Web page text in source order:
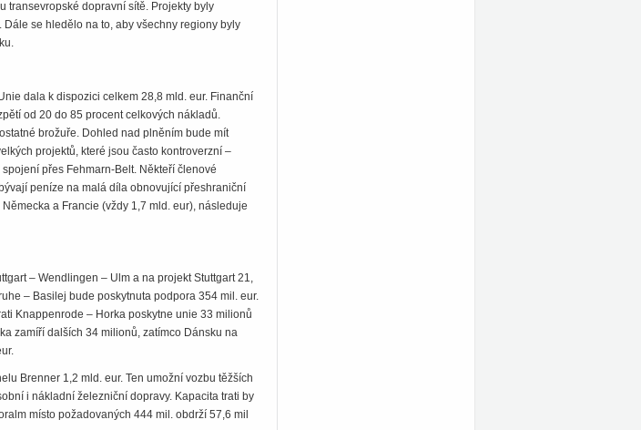
transevropské dopravní sítě. Projekty byly
se hledělo na to, aby všechny regiony byly
dala k dispozici celkem 28,8 mld. eur. Finanční
od 20 do 85 procent celkových nákladů.
brožuře. Dohled nad plněním bude mít
projektů, které jsou často kontroverzní –
přes Fehmarn-Belt. Někteří členové
peníze na malá díla obnovující přeshraniční
a Francie (vždy 1,7 mld. eur), následuje
– Wendlingen – Ulm a na projekt Stuttgart 21,
– Basilej bude poskytnuta podpora 354 mil. eur.
Knappenrode – Horka poskytne unie 33 milionů
zamíří dalších 34 milionů, zatímco Dánsku na
Brenner 1,2 mld. eur. Ten umožní vozbu těžších
i nákladní železniční dopravy. Kapacita trati by
místo požadovaných 444 mil. obdrží 57,6 mil